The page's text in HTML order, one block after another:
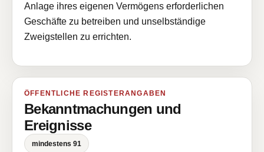
Anlage ihres eigenen Vermögens erforderlichen
Geschäfte zu betreiben und unselbständige
Zweigstellen zu errichten.
ÖFFENTLICHE REGISTERANGABEN
Bekanntmachungen und
Ereignisse
mindestens 91